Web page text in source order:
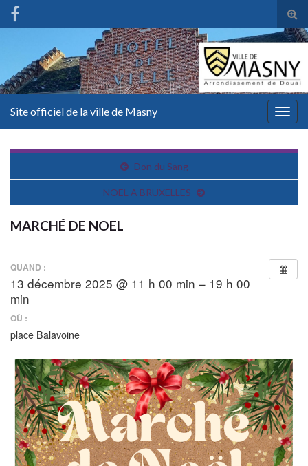
Site officiel de la ville de Masny
Don du Sang
NOEL A BRUXELLES
MARCHÉ DE NOEL
QUAND :
13 décembre 2025 @ 11 h 00 min – 19 h 00
min
OÙ :
place Balavoine